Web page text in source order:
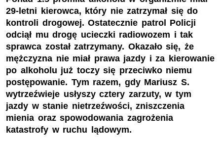
29-letni kierowca, który nie zatrzymał się do
kontroli drogowej. Ostatecznie patrol Policji
odciął mu drogę ucieczki radiowozem i tak
sprawca został zatrzymany. Okazało się, że
mężczyzna nie miał prawa jazdy i za kierowanie
po alkoholu już toczy się przeciwko niemu
postępowanie. Tym razem, gdy Mariusz S.
wytrzeźwieje usłyszy cztery zarzuty, w tym
jazdy w stanie nietrzeźwości, zniszczenia
mienia oraz spowodowania zagrożenia
katastrofy w ruchu lądowym.